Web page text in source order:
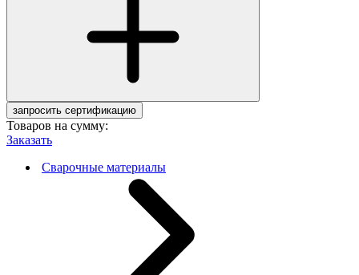
запросить сертификацию
Товаров на сумму:
Заказать
Сварочные материалы